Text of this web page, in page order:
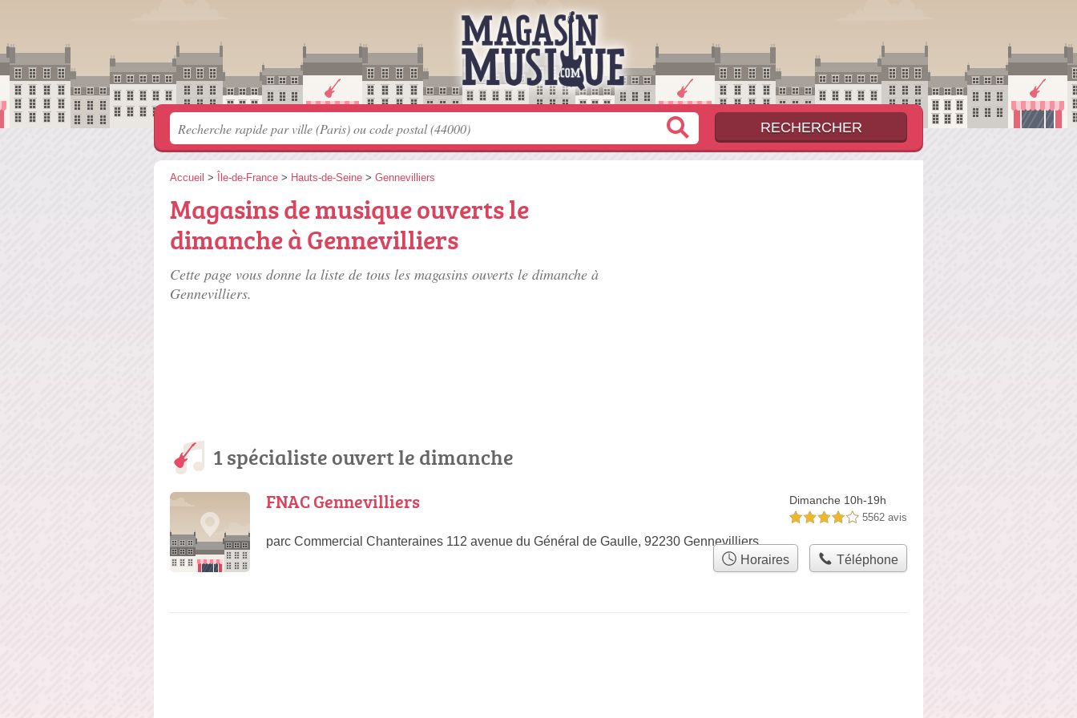
Accueil > Île-de-France > Hauts-de-Seine > Gennevilliers
Magasins de musique ouverts le
dimanche à Gennevilliers
Cette page vous donne la liste de tous les magasins ouverts le dimanche à
Gennevilliers.
1 spécialiste ouvert le dimanche
FNAC Gennevilliers
parc Commercial Chanteraines 112 avenue du Général de Gaulle, 92230 Gennevilliers
Dimanche 10h-19h
4,0 étoiles sur 5 5562 avis
Horaires Téléphone